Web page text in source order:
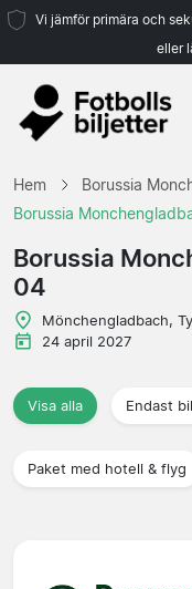
Vi jämför primära och
eller
Hem
Borussia
Borussia
Borussia
04
Mönchengladbach,
24 april 2027
Visa alla Endast
Paket med hotell & flyg